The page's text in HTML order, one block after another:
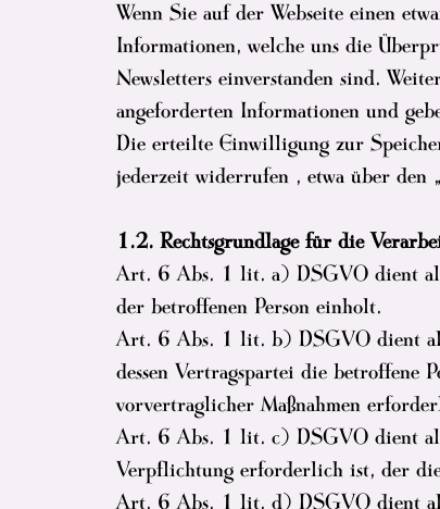
Wenn Sie auf der Webseite einen
Informationen, welche uns die
Newsletters einverstanden sind.
angeforderten Informationen und
Die erteilte Einwilligung zur
jederzeit widerrufen , etwa über den
1.2. Rechtsgrundlage für die
Art. 6 Abs. 1 lit. a) DSGVO dient als
der betroffenen Person einholt.
Art. 6 Abs. 1 lit. b) DSGVO dient als
dessen Vertragspartei die
vorvertraglicher Maßnahmen
Art. 6 Abs. 1 lit. c) DSGVO dient als
Verpflichtung erforderlich ist, der
Art. 6 Abs. 1 lit. d) DSGVO dient als